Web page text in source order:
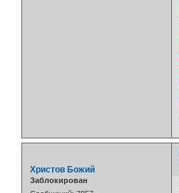
Христов Божий
Заблокирован